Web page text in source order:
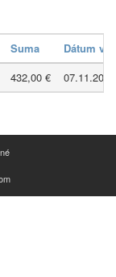
Suma
Dátum
432,00 € 07.11.2024